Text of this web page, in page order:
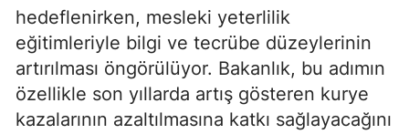
hedeflenirken, mesleki yeterlilik
eğitimleriyle bilgi ve tecrübe düzeylerinin
artırılması öngörülüyor. Bakanlık, bu adımın
özellikle son yıllarda artış gösteren kurye
kazalarının azaltılmasına katkı sağlayacağını